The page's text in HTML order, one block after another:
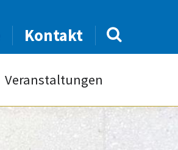
Kontakt
Veranstaltungen